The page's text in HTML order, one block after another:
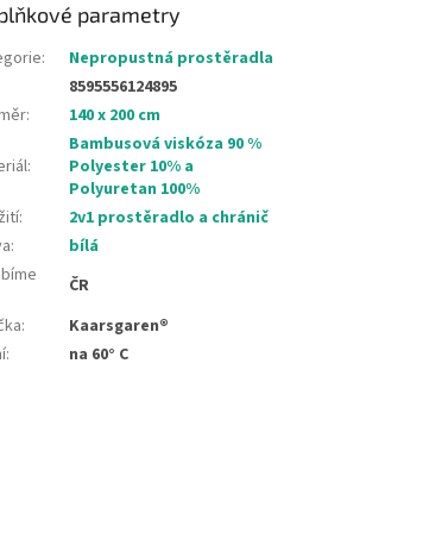
parametry
:
Nepropustná prostěradla
8595556124895
: 140 x 200 cm
:
Bambusová viskóza 90 %
Polyester 10% a
Polyuretan 100%
:
2v1 prostěradlo a chránič
:
bílá
ČR
:
Kaarsgaren®
: na 60° C